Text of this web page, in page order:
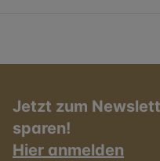
Jetzt zum
sparen!
Hier anmelden